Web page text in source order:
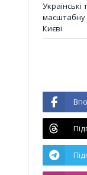
Українські
масштабну
Києві